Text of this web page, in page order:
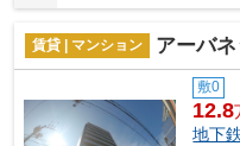
賃貸 | マンション アーバ
敷0
12.8
地下